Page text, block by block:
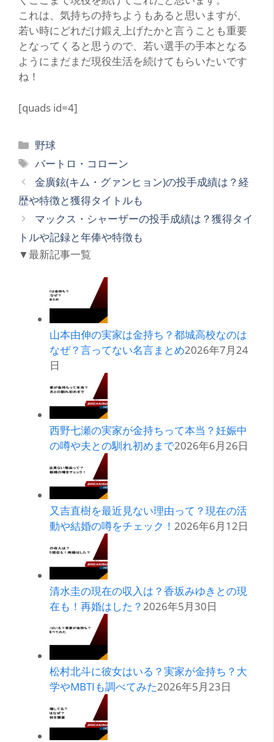
これは、気持ちの持ちようもあると思いますが、
若い時にどれだけ鍛え上げたかと言うことも重要
となってくると思うので、若い選手の手本となる
ようにまだまだ現役生活を続けてもらいたいです
ね！
[quads id=4]
カ
テ
リ
ー
野球
タ
グ
バートロ・コローン
金廣鉉(キム・グァンヒョン)の投手成績は？経
歴や特徴と獲得タイトルも
マックス・シャーザーの投手成績は？獲得タイ
トルや記録と年俸や特徴も
▼最新記事一覧
山本由伸の実家は金持ち？都城高校なのは
なぜ？言ってない名言まとめ2026年7月24
日
西野七瀬の実家が金持ちって本当？妊娠中
の噂や夫との馴れ初めまで2026年6月26日
又吉直樹を最近見ない理由って？現在の活
動や結婚の噂をチェック！ 2026年6月12日
清水圭の現在の収入は？香坂みゆきとの現
在も！再婚はした？2026年5月30日
松村北斗に彼女はいる？実家が金持ち？大
学やMBTIも調べてみた2026年5月23日